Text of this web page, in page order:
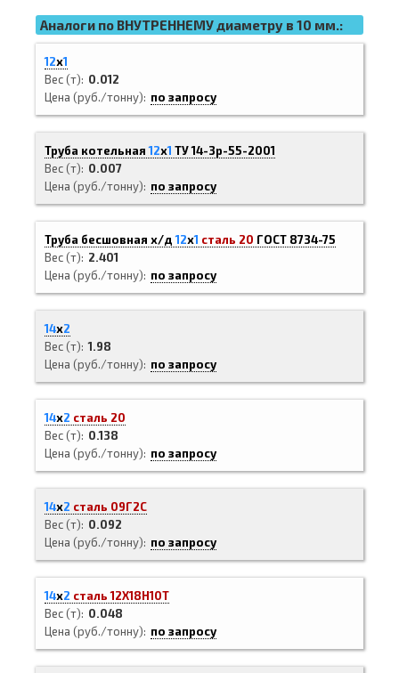
Аналоги по ВНУТРЕННЕМУ диаметру в 10 мм.:
12х1
Вес (т)
0.012
Цена (руб./тонну)
по запросу
Труба котельная12х1 ТУ 14-3р-55-2001
Вес (т)
0.007
Цена (руб./тонну)
по запросу
Труба бесшовная х/д12х1 сталь 20 ГОСТ 8734-75
Вес (т)
2.401
Цена (руб./тонну)
по запросу
14х2
Вес (т) 1.98
Цена (руб./тонну)
по запросу
14х2 сталь 20
Вес (т)
0.138
Цена (руб./тонну)
по запросу
14х2 сталь 09Г2С
Вес (т)
0.092
Цена (руб./тонну)
по запросу
14х2 сталь 12Х18Н10Т
Вес (т)
0.048
Цена (руб./тонну)
по запросу